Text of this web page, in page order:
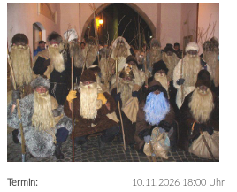
Termin:
10.11.2026 18:00 Uhr